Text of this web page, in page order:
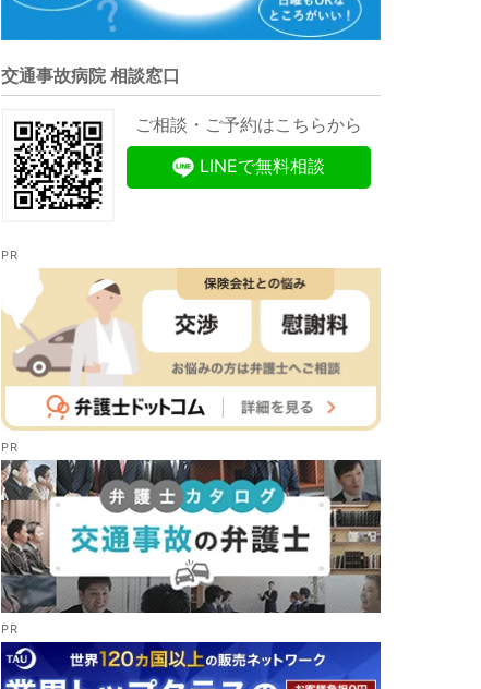
交通事故病院 相談窓口
ご相談・ご予約はこちらから
LINEで無料相談